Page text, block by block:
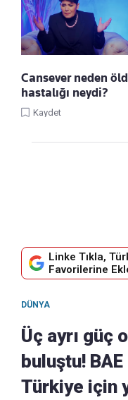
Cansever neden
hastalığı neydi?
Kaydet
Linke Tıkla,
Favorilerine
DÜNYA
Üç ayrı güç
buluştu! BAE
Türkiye için